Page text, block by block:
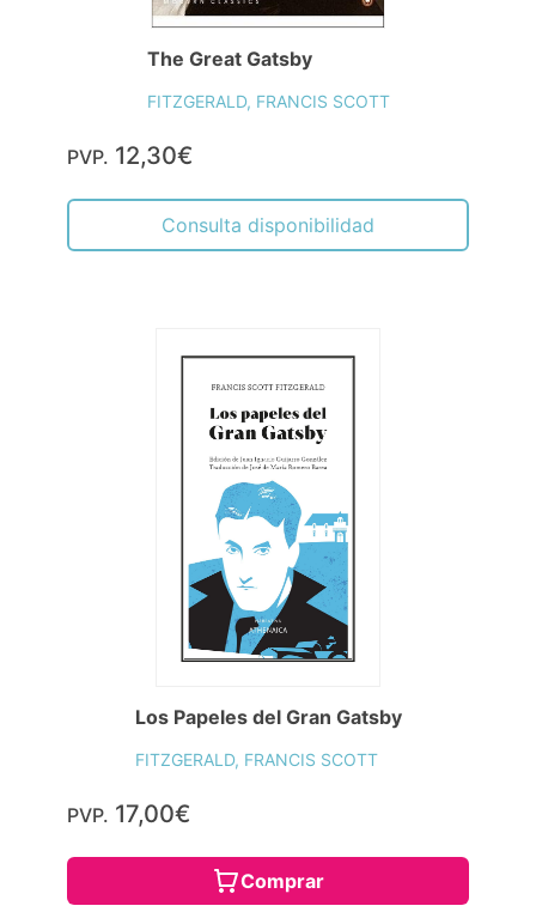
The Great Gatsby
FITZGERALD, FRANCIS SCOTT
PVP. 12,30€
Consulta disponibilidad
Los Papeles del Gran Gatsby
FITZGERALD, FRANCIS SCOTT
PVP. 17,00€
Comprar